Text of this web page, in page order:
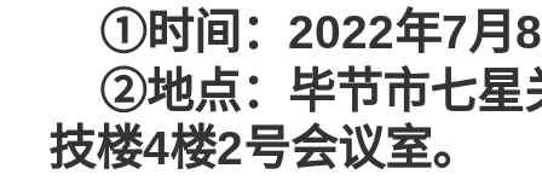
①时间：2022年7月
②地点： 毕节市七星
技楼4楼2号会议室。